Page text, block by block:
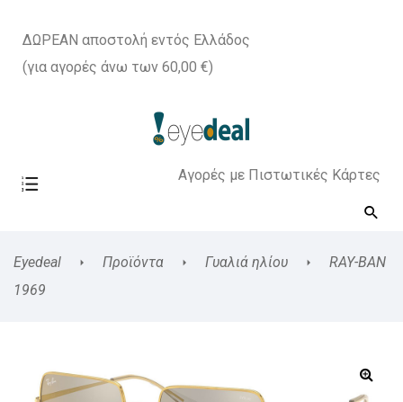
ΔΩΡΕΑΝ αποστολή εντός Ελλάδος
(για αγορές άνω των 60,00 €)
Αγορές με Πιστωτικές Κάρτες
Eyedeal Προϊόντα Γυαλιά ηλίου
RAY-BAN
1969